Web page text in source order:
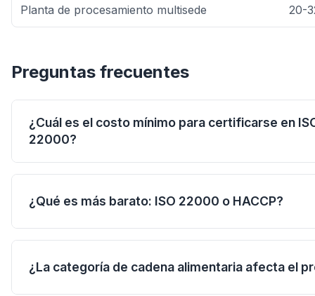
Planta de procesamiento multisede 20-
Preguntas frecuentes
¿Cuál es el costo mínimo para certificarse en
22000?
Para una empresa alimentaria pequeña con una sola
y $140,000 MXN, dependiendo del organismo
¿Qué es más barato: ISO 22000 o HACCP?
HACCP suele ser más económico porque tiene un
HACCP más un sistema de gestión integral, por lo
¿La categoría de cadena alimentaria afecta el